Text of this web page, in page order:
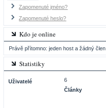
Zapomenuté jméno?
Zapomenuté heslo?
Kdo je online
Právě přítomno: jeden host a žádný člen
Statistiky
Uživatelé
6
Články